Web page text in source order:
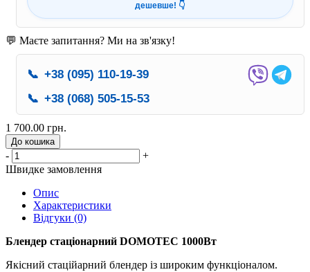
дешевше! 👇
💬 Маєте запитання? Ми на зв'язку!
📞 +38 (095) 110-19-39
📞 +38 (068) 505-15-53
1 700.00 грн.
До кошика
-
+
Швидке замовлення
Опис
Характеристики
Відгуки (0)
Блендер стаціонарний DOMOTEC 1000Вт
Якісний стаційарний блендер із широким функціоналом.